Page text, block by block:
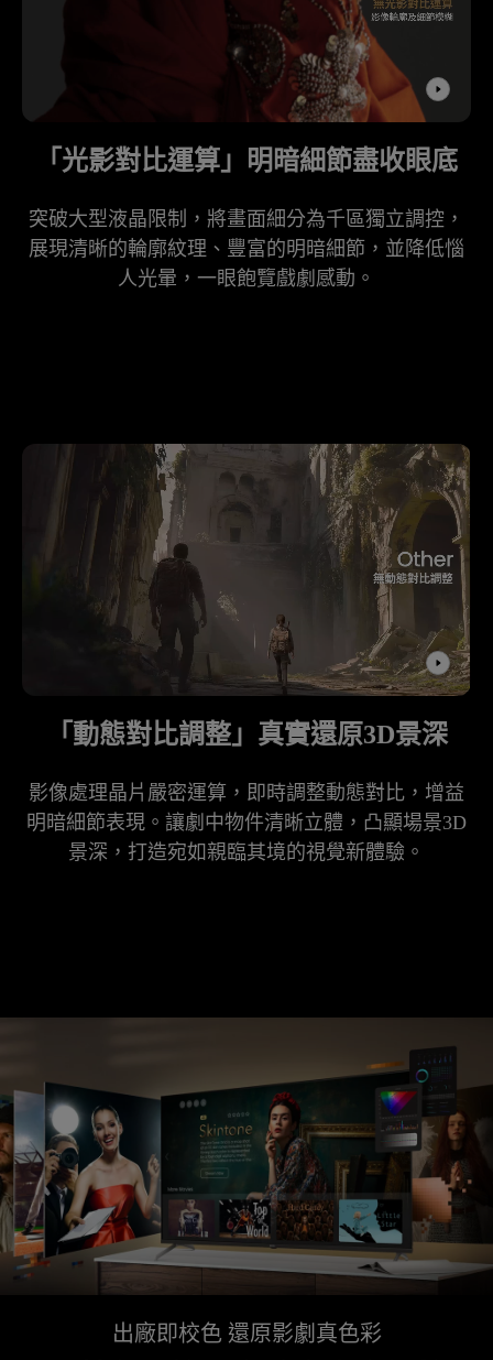
「光影對比運算」明暗細節盡收眼底​
突破大型液晶限制，將畫面細分為千區獨立調控，
展現清晰的輪廓紋理、豐富的明暗細節，並降低惱
「動態對比調整」真實還原3D景深
影像處理晶片嚴密運算，即時調整動態對比，增益
明暗細節表現。讓劇中物件清晰立體，凸顯場景3D
景深，打造宛如親臨其境的視覺新體驗。
出廠即校色 還原影劇真色彩